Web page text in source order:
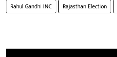
Rahul Gandhi INC
Rajasthan Election